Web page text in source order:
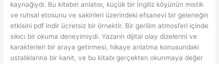
kaynağıydı. Bu kitabın anlatısı, küçük bir İngiliz köyünün mistik
ve ruhsal etosunu ve sakinleri üzerindeki efsanevi bir geleneğin
etkisini pdf indir ücretsiz bir örnektir. Bir gerilim atmosferi içinde
sıkıcı bir okuma deneyimiydi. Yazarın dijital olay dizelerini ve
karakterleri bir araya getirmesi, hikaye anlatma konusundaki
ustalıklarına bir kanıt, ve bu kitabı gerçekten okunmaya değer